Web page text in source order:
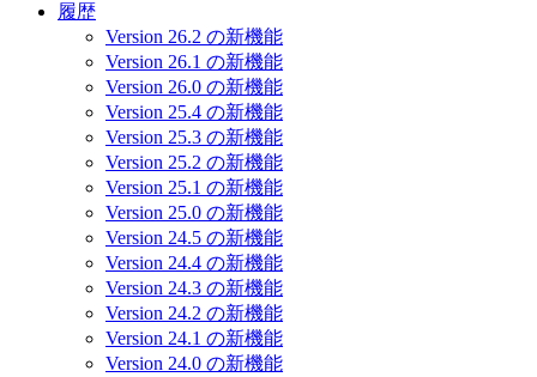
履歴
Version 26.2 の新機能
Version 26.1 の新機能
Version 26.0 の新機能
Version 25.4 の新機能
Version 25.3 の新機能
Version 25.2 の新機能
Version 25.1 の新機能
Version 25.0 の新機能
Version 24.5 の新機能
Version 24.4 の新機能
Version 24.3 の新機能
Version 24.2 の新機能
Version 24.1 の新機能
Version 24.0 の新機能